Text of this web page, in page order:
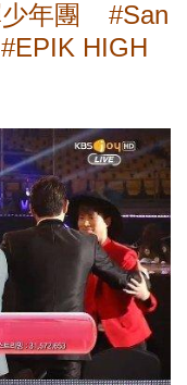
年團
#San
#EPIK HIGH